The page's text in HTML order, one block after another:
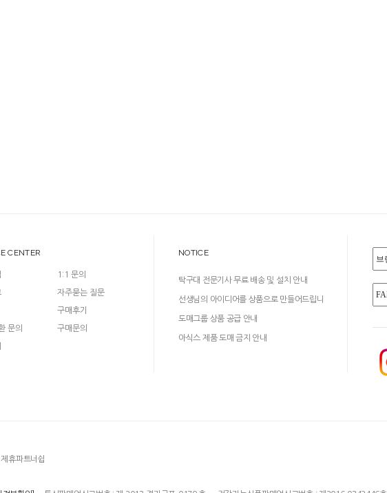
CENTER
문의
1:1 문의
자주묻는 질문
구매후기
구매문의
NOTICE
탁구대 전문기사 무료 배송 및 설치 안내
선생님의 아이디어를 상품으로 만들어드립니
다!
도매그룹 상품 공급 안내
아식스 제품 도매 금지 안내
제휴파트너쉽